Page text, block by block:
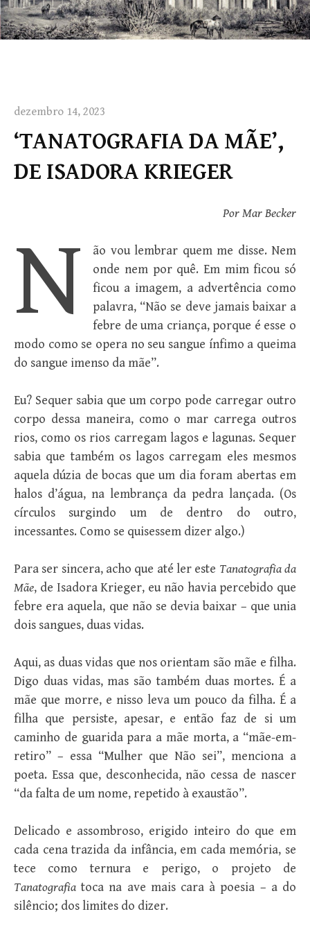
dezembro 14, 2023
‘TANATOGRAFIA DA MÃE’,
DE ISADORA KRIEGER
Por Mar Becker
N
ão vou lembrar quem me disse. Nem
onde nem por quê. Em mim ficou só
ficou a imagem, a advertência como
palavra, “Não se deve jamais baixar a
febre de uma criança, porque é esse o
modo como se opera no seu sangue ínfimo a queima
do sangue imenso da mãe”.
Eu? Sequer sabia que um corpo pode carregar outro
corpo dessa maneira, como o mar carrega outros
rios, como os rios carregam lagos e lagunas. Sequer
sabia que também os lagos carregam eles mesmos
aquela dúzia de bocas que um dia foram abertas em
halos d’água, na lembrança da pedra lançada. (Os
círculos surgindo um de dentro do outro,
incessantes. Como se quisessem dizer algo.)
Para ser sincera, acho que até ler este Tanatografia da
Mãe, de Isadora Krieger, eu não havia percebido que
febre era aquela, que não se devia baixar – que unia
dois sangues, duas vidas.
Aqui, as duas vidas que nos orientam são mãe e filha.
Digo duas vidas, mas são também duas mortes. É a
mãe que morre, e nisso leva um pouco da filha. É a
filha que persiste, apesar, e então faz de si um
caminho de guarida para a mãe morta, a “mãe-em-
retiro” – essa “Mulher que Não sei”, menciona a
poeta. Essa que, desconhecida, não cessa de nascer
“da falta de um nome, repetido à exaustão”.
Delicado e assombroso, erigido inteiro do que em
cada cena trazida da infância, em cada memória, se
tece como ternura e perigo, o projeto de
Tanatografia toca na ave mais cara à poesia – a do
silêncio; dos limites do dizer.